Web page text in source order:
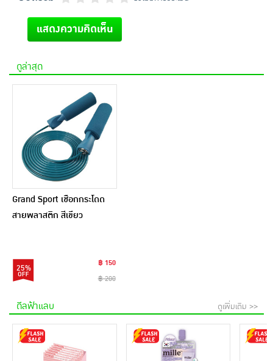
แสดงความคิดเห็น
ดูล่าสุด
Grand Sport เชือกกระโดด
สายพลาสติก สีเขียว
25%
฿ 150
฿ 200
ดีลฟ้าแลบ ดูเพิ่มเติม >>